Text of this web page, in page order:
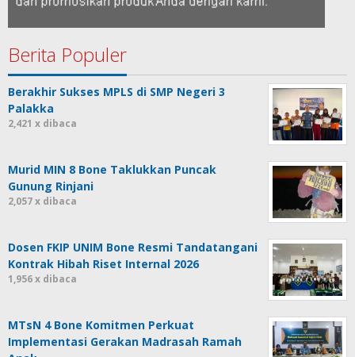
Berita Populer
Berakhir Sukses MPLS di SMP Negeri 3
Palakka
2,421 x dibaca
Murid MIN 8 Bone Taklukkan Puncak
Gunung Rinjani
2,057 x dibaca
Dosen FKIP UNIM Bone Resmi Tandatangani
Kontrak Hibah Riset Internal 2026
1,956 x dibaca
MTsN 4 Bone Komitmen Perkuat
Implementasi Gerakan Madrasah Ramah